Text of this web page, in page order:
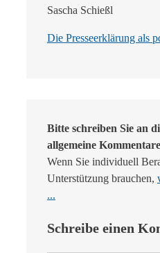
Sascha Schießl
Die Presseerklärung als
Bitte schreiben Sie an
allgemeine
Wenn Sie individuell
Unterstützung brauchen,
...
Schreibe einen